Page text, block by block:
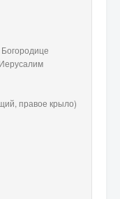
правое крыло)